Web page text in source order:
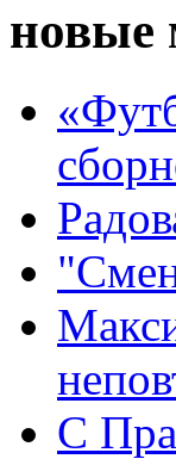
новые
С